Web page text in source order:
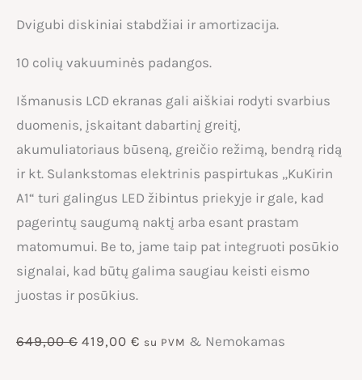
Dvigubi diskiniai stabdžiai ir amortizacija.
10 colių vakuuminės padangos.
Išmanusis LCD ekranas gali aiškiai rodyti svarbius
duomenis, įskaitant dabartinį greitį,
akumuliatoriaus būseną, greičio režimą, bendrą ridą
ir kt. Sulankstomas elektrinis paspirtukas „KuKirin
A1“ turi galingus LED žibintus priekyje ir gale, kad
pagerintų saugumą naktį arba esant prastam
matomumui. Be to, jame taip pat integruoti posūkio
signalai, kad būtų galima saugiau keisti eismo
juostas ir posūkius.
649,00€ Original
419,00 € Current
su PVM & Nemokamas